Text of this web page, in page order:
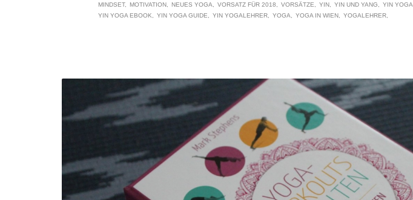
MINDSET
MOTIVATION NEUES YOGA VORSATZ FÜR 2018 VORSÄTZE YIN YIN UND YANG YIN YOGA
YIN YOGA EBOOK
YIN YOGA GUIDE YIN YOGALEHRER YOGA YOGA IN WIEN YOGALEHRER